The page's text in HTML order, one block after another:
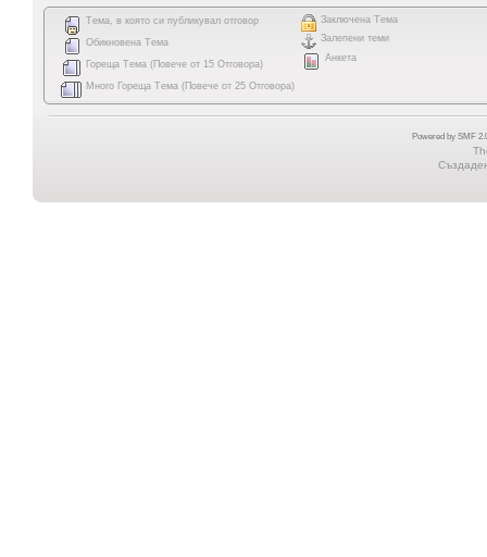
Тема, в която си публикувал отговор
Обикновена Тема
Гореща Тема (Повече от 15 Отговора)
Много Гореща Тема (Повече от 25 Отговора)
Заключена Тема
Залепени теми
Анкета
Powered by SMF